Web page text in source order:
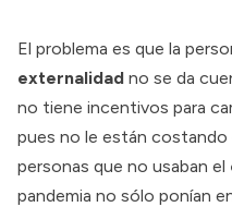
El problema es que la
externalidad no se da
no tiene incentivos para
pues no le están
personas que no usaban el
pandemia no sólo ponían